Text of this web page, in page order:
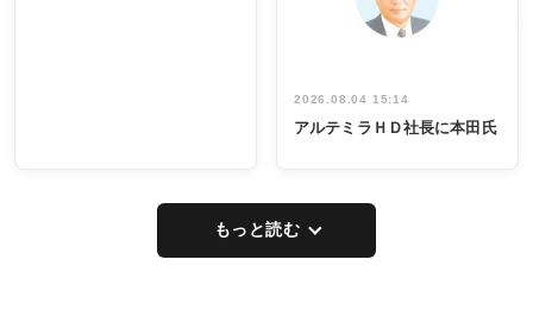
2026.08.04 15:14
アルテミラＨＤ社長に本田氏
もっと読む